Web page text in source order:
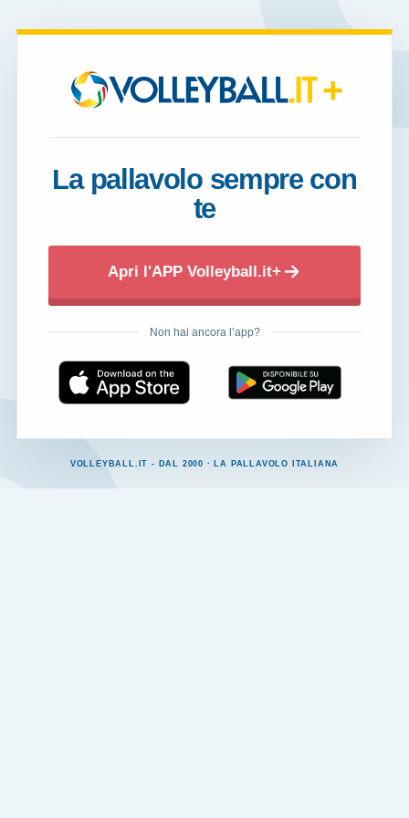
+
La pallavolo sempre con
te
Apri l'APP Volleyball.it+
Non hai ancora l’app?
VOLLEYBALL.IT - DAL 2000 · LA PALLAVOLO ITALIANA